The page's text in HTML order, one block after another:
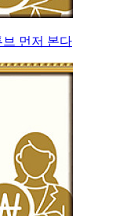
브 먼저 본다